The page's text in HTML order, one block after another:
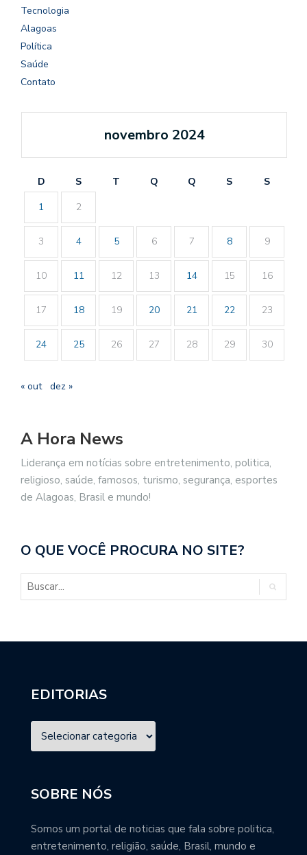
Tecnologia
Alagoas
Política
Saúde
Contato
novembro 2024
D S T Q Q S
S
1
2
3 4 5 6 7 8 9
10 11 12 13 14 15 16
17 18 19 20 21 22 23
24 25 26 27 28 29 30
« out dez »
A Hora News
Liderança em notícias sobre entretenimento, politica,
religioso, saúde, famosos, turismo, segurança, esportes
de Alagoas, Brasil e mundo!
O QUE VOCÊ PROCURA NO SITE?
EDITORIAS
SOBRE NÓS
Somos um portal de noticias que fala sobre politica,
entretenimento, religião, saúde, Brasil, mundo e